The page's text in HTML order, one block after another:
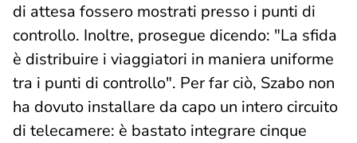
di attesa fossero mostrati presso i punti di
controllo. Inoltre, prosegue dicendo: "La sfida
è distribuire i viaggiatori in maniera uniforme
tra i punti di controllo". Per far ciò, Szabo non
ha dovuto installare da capo un intero circuito
di telecamere: è bastato integrare cinque